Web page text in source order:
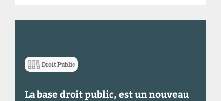
Droit Public
La base droit public, est un nouveau